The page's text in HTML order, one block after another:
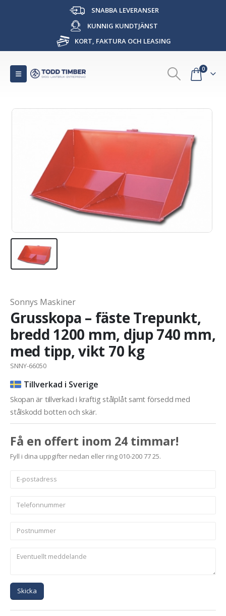
SNABBA LEVERANSER
KUNNIG KUNDTJÄNST
KORT, FAKTURA OCH LEASING
0
Sonnys Maskiner
Grusskopa – fäste Trepunkt,
bredd 1200 mm, djup 740 mm,
med tipp, vikt 70 kg
SNNY-66050
Tillverkad i Sverige
Skopan är tillverkad i kraftig stålplåt samt försedd med
stålskodd botten och skär.
Få en offert inom 24 timmar!
Fyll i dina uppgifter nedan eller ring 010-200 77 25.
Skicka